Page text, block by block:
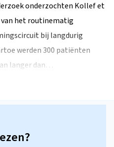
onderzochten Kollef et
van het routinematig
bij langdurig
werden 300 patiënten
langer dan…